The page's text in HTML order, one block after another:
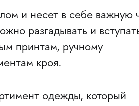
и несет в себе важную
разгадывать и
принтам, ручному
кроя.
одежды, который